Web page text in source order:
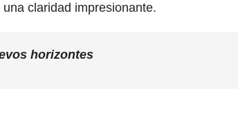
claridad impresionante.
horizontes